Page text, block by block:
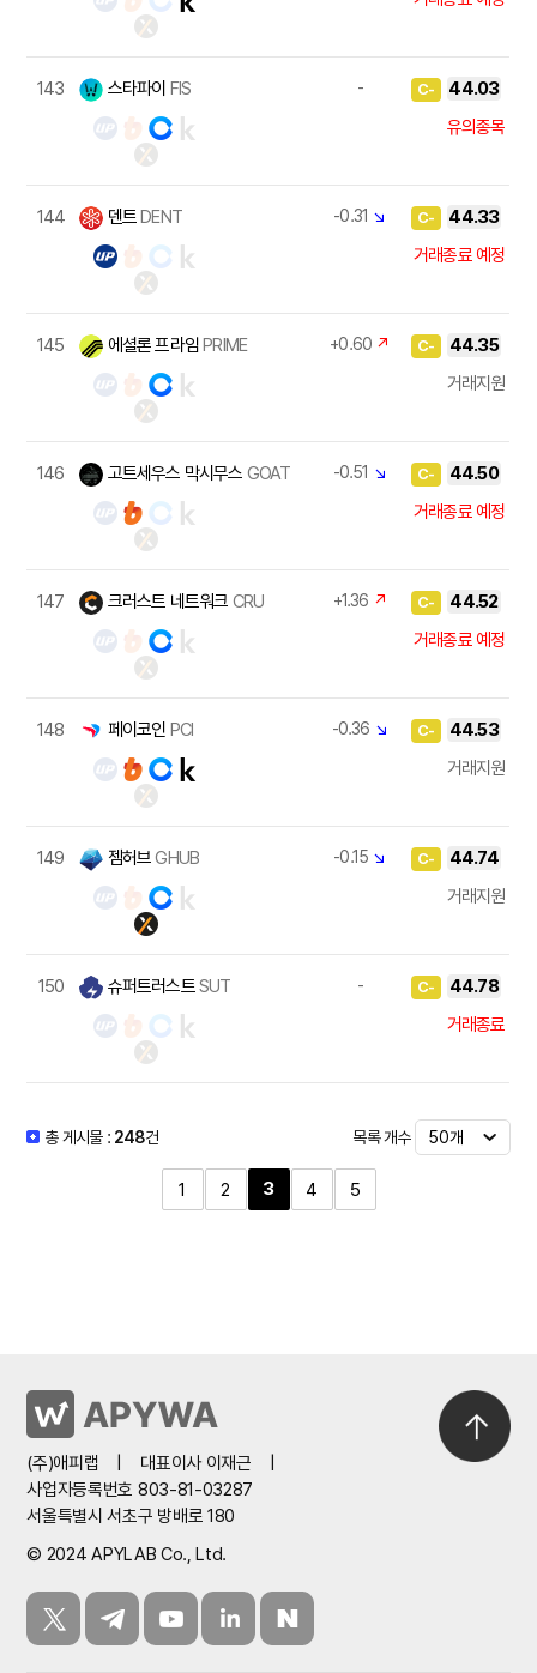
143 스타파이 FIS - C-
44.03
유의종목
144 덴트DENT -0.31 ↘ C-
44.33
거래종료 예정
145 에셜론 프라임PRIME +0.60 ↗ C-
44.35
거래지원
146 고트세우스 막시무스 GOAT -0.51 ↘ C-
44.50
거래종료 예정
147 크러스트 네트워크 CRU +1.36 ↗ C-
44.52
거래종료 예정
148 페이코인 PCI -0.36 ↘ C-
44.53
거래지원
149 젬허브GHUB -0.15 ↘ C-
44.74
거래지원
150 슈퍼트러스트SUT - C-
44.78
거래종료
총 게시물 : 248건
1 2 3 4 5
목록 개수
(주)애피랩 대표이사 이재근
사업자등록번호 803-81-03287
서울특별시 서초구 방배로 180
© 2024 APYLAB Co., Ltd.